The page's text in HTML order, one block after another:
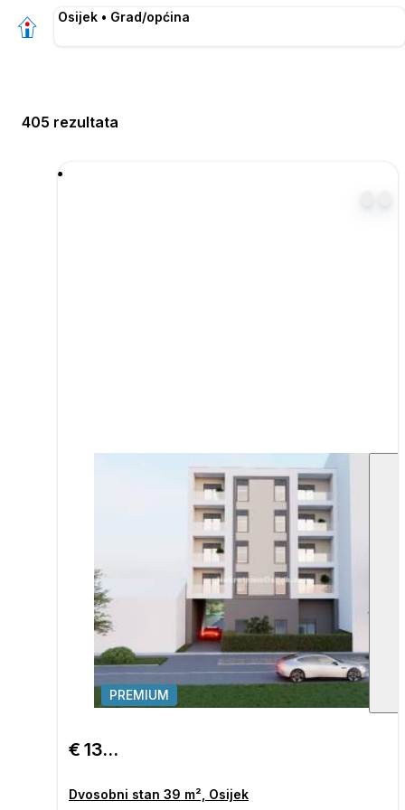
Osijek • Grad/općina
405 rezultata
PREMIUM
€ 136.500
Dvosobni stan 39 m², Osijek